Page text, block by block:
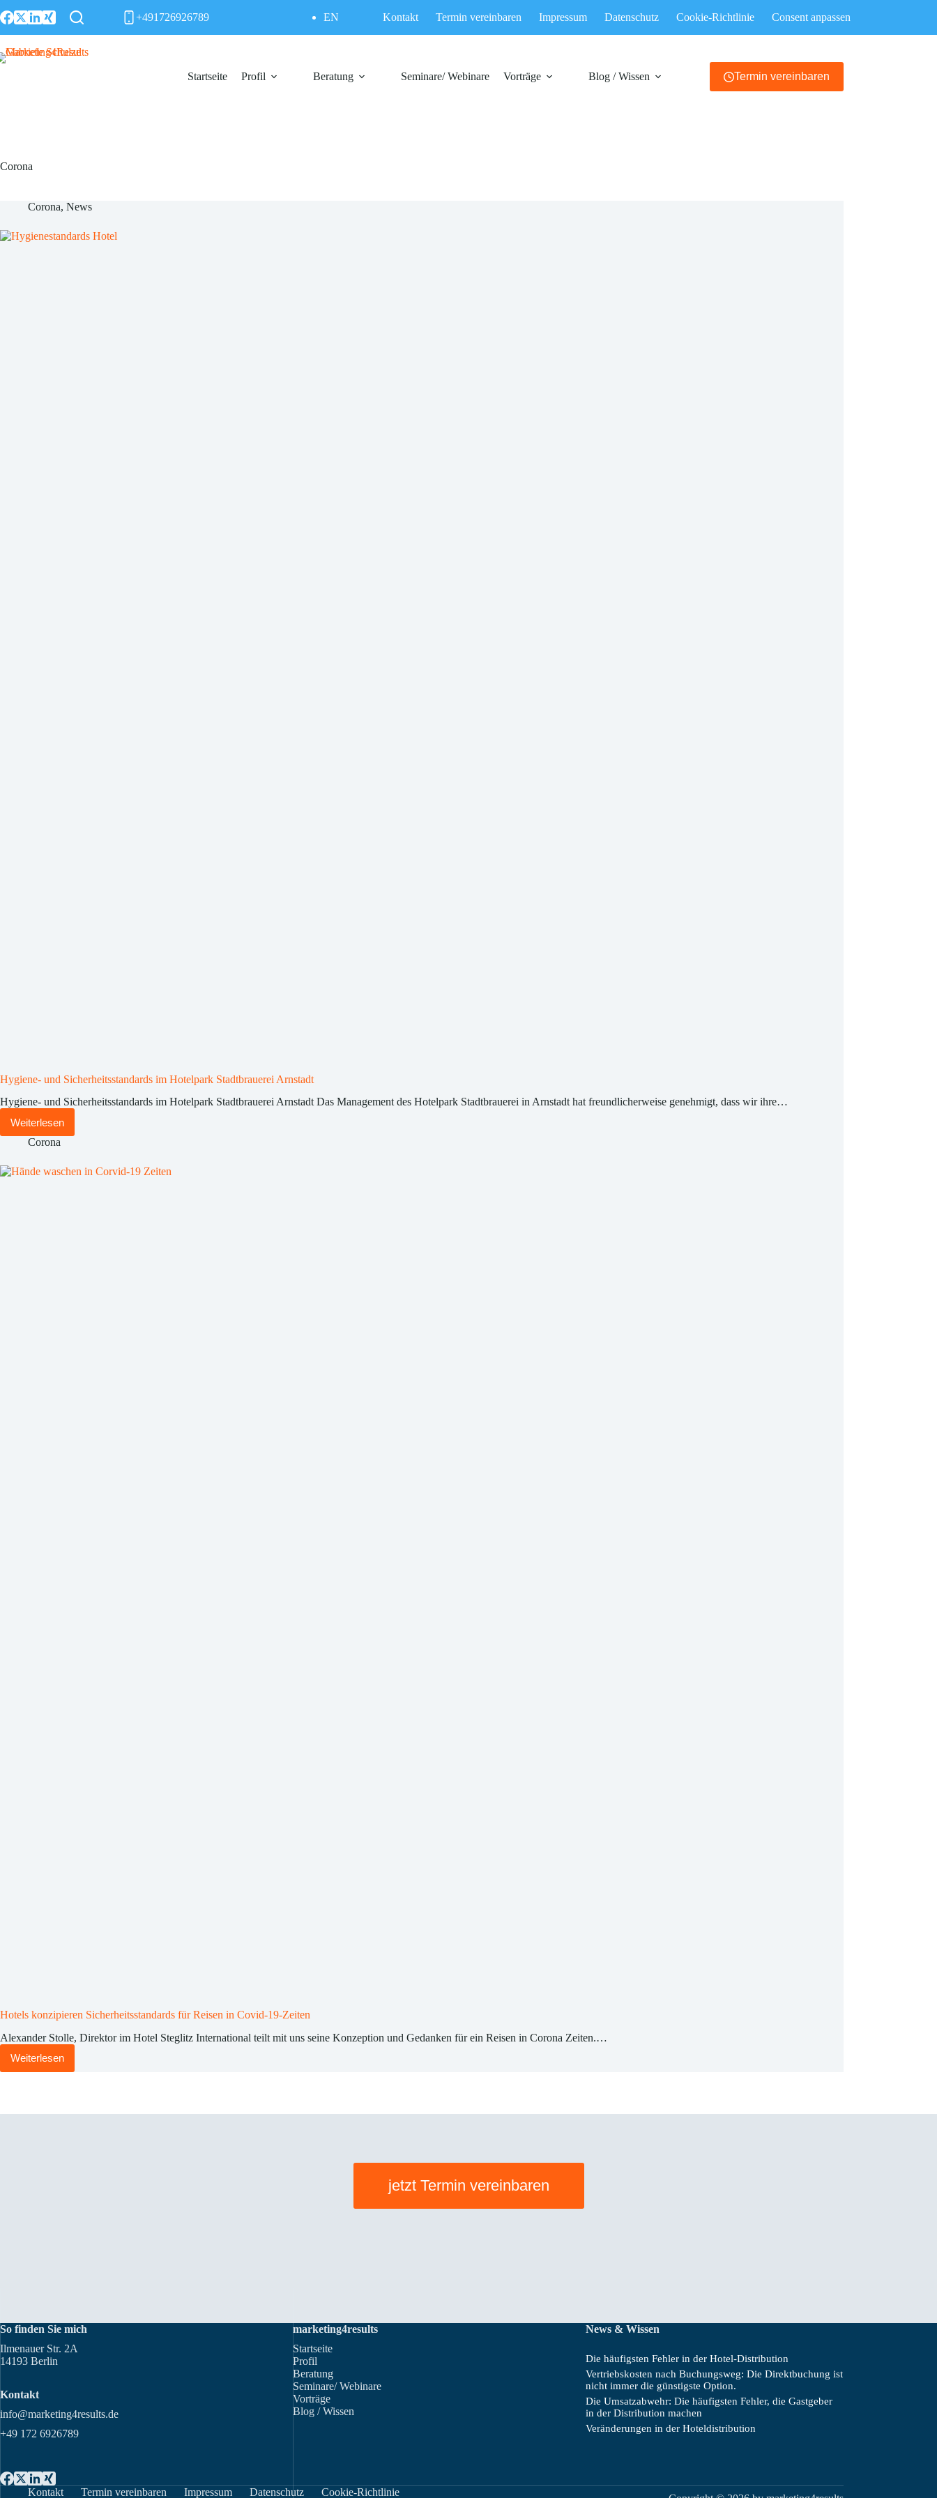
Inhalt
+491726926789 EN Kontakt Termin vereinbaren Impressum Datenschutz Cookie-Richtlinie Consent anpassen
Startseite Profil Beratung Seminare/ Webinare Vorträge Blog / Wissen Termin vereinbaren
Corona
Corona, News
Hygiene- und Sicherheitsstandards im Hotelpark Stadtbrauerei Arnstadt
Hygiene- und Sicherheitsstandards im Hotelpark Stadtbrauerei Arnstadt Das Management des Hotelpark Stadtbrauerei in Arnstadt hat freundlicherweise genehmigt, dass wir ihre…
Weiterlesen
Hygiene-
und
Hotelpark
Corona
Hotels konzipieren Sicherheitsstandards für Reisen in Covid-19-Zeiten
Alexander Stolle, Direktor im Hotel Steglitz International teilt mit uns seine Konzeption und Gedanken für ein Reisen in Corona Zeiten.…
Weiterlesen
Hotels
konzipieren
jetzt Termin vereinbaren
So finden Sie mich
Ilmenauer Str. 2A
14193 Berlin
Kontakt
info@marketing4results.de
+49 172 6926789
marketing4results
Startseite
Profil
Beratung
Seminare/ Webinare
Vorträge
Blog / Wissen
News & Wissen
Die häufigsten Fehler in der Hotel-Distribution
Vertriebskosten nach Buchungsweg: Die Direktbuchung ist
nicht immer die günstigste Option.
Die Umsatzabwehr: Die häufigsten Fehler, die Gastgeber
in der Distribution machen
Veränderungen in der Hoteldistribution
Kontakt Termin vereinbaren Impressum Datenschutz Cookie-Richtlinie